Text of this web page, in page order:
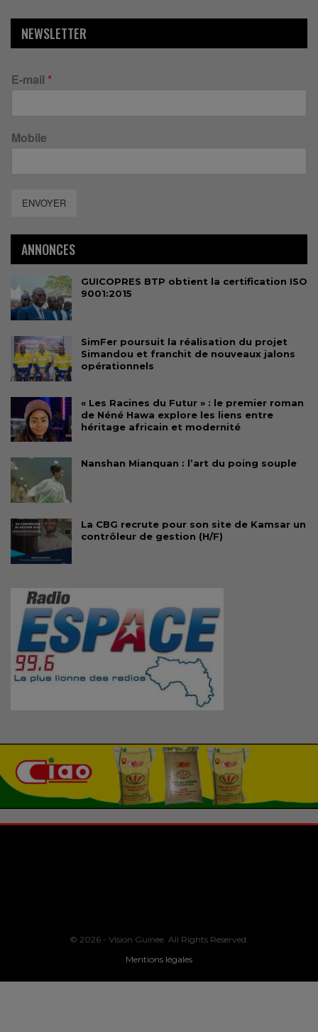
NEWSLETTER
E-mail *
Mobile
ENVOYER
ANNONCES
GUICOPRES BTP obtient la certification ISO
9001:2015
SimFer poursuit la réalisation du projet
Simandou et franchit de nouveaux jalons
opérationnels
« Les Racines du Futur » : le premier roman
de Néné Hawa explore les liens entre
héritage africain et modernité
Nanshan Mianquan : l’art du poing souple
La CBG recrute pour son site de Kamsar un
contrôleur de gestion (H/F)
© 2026 - Vision Guinee. All Rights Reserved.
Mentions légales